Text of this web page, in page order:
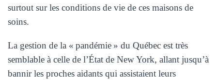
surtout sur les conditions de vie de ces maisons de
soins.
La gestion de la « pandémie » du Québec est très
semblable à celle de l’État de New York, allant jusqu’à
bannir les proches aidants qui assistaient leurs